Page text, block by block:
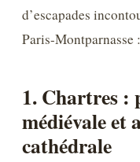
d’escapades
Paris-Montparnasse :
1. Chartres :
médiévale et
cathédrale